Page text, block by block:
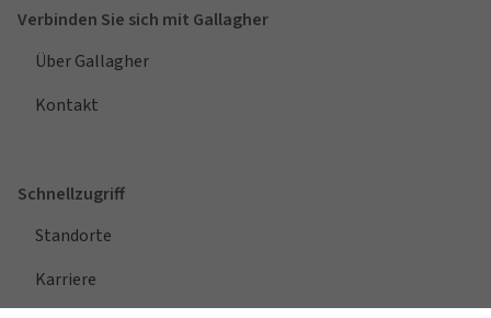
Verbinden Sie sich mit Gallagher
Über Gallagher
Kontakt
Schnellzugriff
Standorte
Karriere